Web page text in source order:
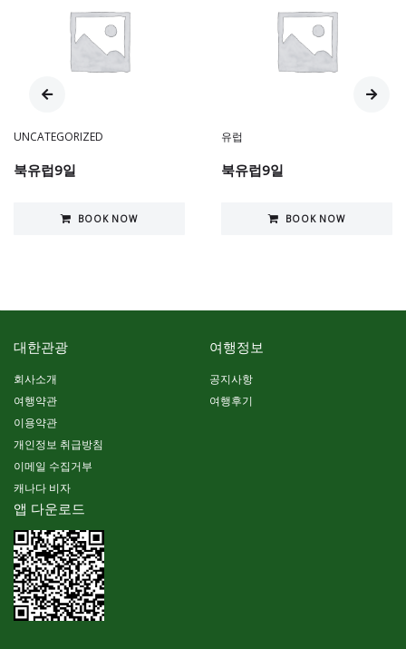
UNCATEGORIZED
북유럽9일
BOOK NOW
유럽
북유럽9일
BOOK NOW
대한관광
회사소개
여행약관
이용약관
개인정보 취급방침
이메일 수집거부
캐나다 비자
여행정보
공지사항
여행후기
앱 다운로드